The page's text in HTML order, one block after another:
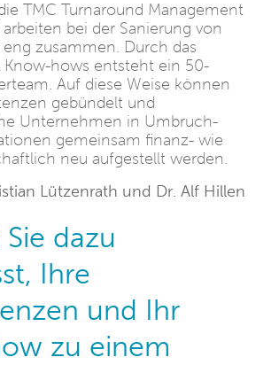
TMC Turnaround Management
bei der Sanierung von
zusammen. Durch das
Know-hows entsteht ein 50-
Auf diese Weise können
gebündelt und
Unternehmen in Umbruch-
gemeinsam finanz- wie
neu aufgestellt werden.
Lützenrath und Dr. Alf Hillen
dazu
Ihre
und Ihr
zu einem